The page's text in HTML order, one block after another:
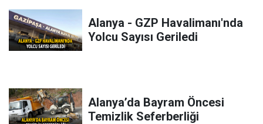
Alanya - GZP Havalimanı'nda
Yolcu Sayısı Geriledi
Alanya’da Bayram Öncesi
Temizlik Seferberliği